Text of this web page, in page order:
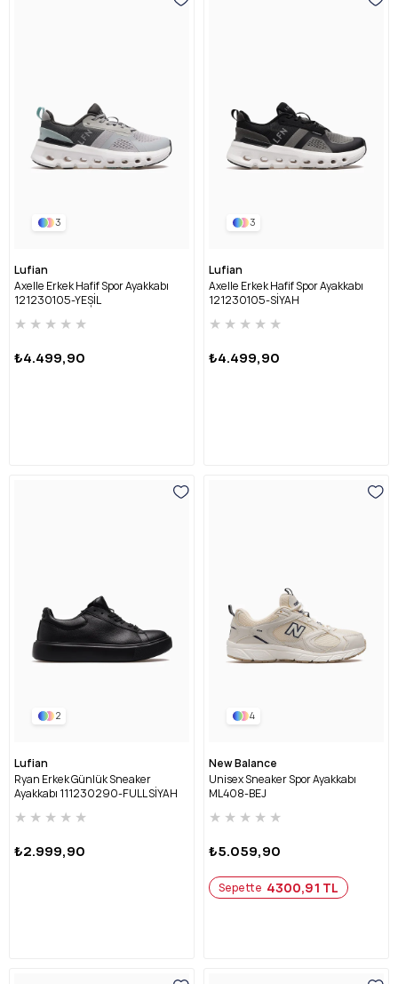
3
Lufian
Axelle Erkek Hafif Spor Ayakkabı
121230105-YEŞİL
★ ★ ★ ★ ★
₺4.499,90
3
Lufian
Axelle Erkek Hafif Spor Ayakkabı
121230105-SİYAH
★ ★ ★ ★ ★
₺4.499,90
2
Lufian
Ryan Erkek Günlük Sneaker
Ayakkabı 111230290-FULL SİYAH
★ ★ ★ ★ ★
₺2.999,90
4
New Balance
Unisex Sneaker Spor Ayakkabı
ML408-BEJ
★ ★ ★ ★ ★
₺5.059,90
Sepette 4300,91 TL